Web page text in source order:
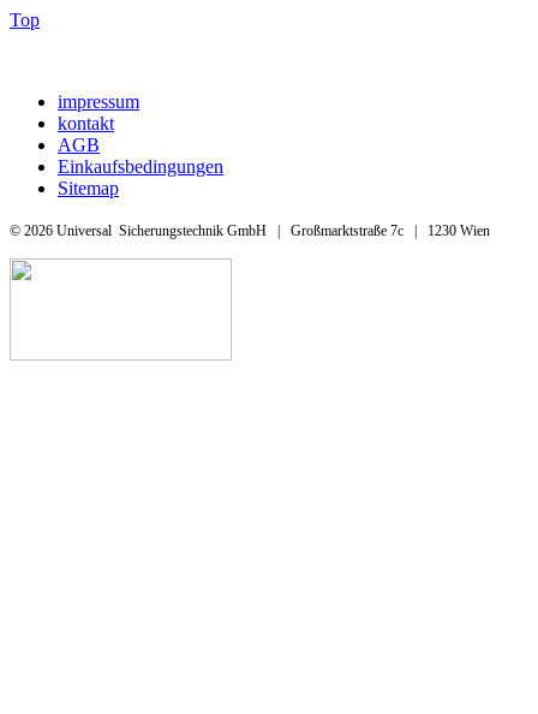
Top
impressum
kontakt
AGB
Einkaufsbedingungen
Sitemap
© 2026 Universal Sicherungstechnik GmbH | Großmarktstraße 7c | 1230 Wien